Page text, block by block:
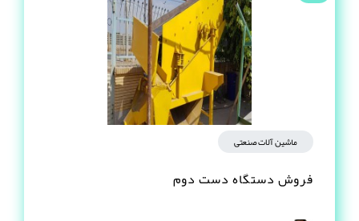
ماشین آلات صنعتی
فروش دستگاه دست دوم